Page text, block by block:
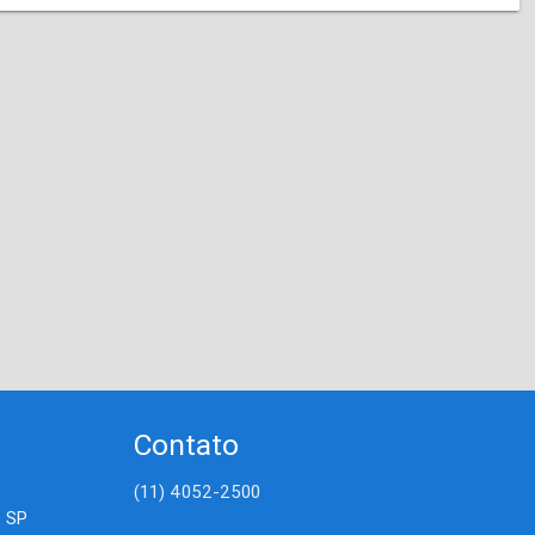
Contato
(11) 4052-2500